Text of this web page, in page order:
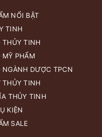
NỔI BẬT
TINH
THỦY TINH
MỸ PHẨM
NGÀNH DƯỢC TPCN
THỦY TINH
THỦY TINH
KIỆN
SALE